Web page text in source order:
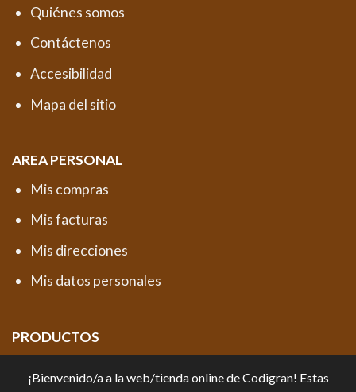
Quiénes somos
Contáctenos
Accesibilidad
Mapa del sitio
AREA PERSONAL
Mis compras
Mis facturas
Mis direcciones
Mis datos personales
PRODUCTOS
¡Bienvenido/a a la web/tienda online de Codigran! Estas